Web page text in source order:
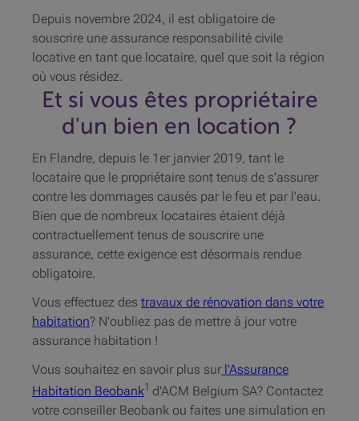
Depuis novembre 2024, il est obligatoire de
souscrire une assurance responsabilité civile
locative en tant que locataire, quel que soit la région
où vous résidez.
Et si vous êtes propriétaire
d'un bien en location ?
En Flandre, depuis le 1er janvier 2019, tant le
locataire que le propriétaire sont tenus de s'assurer
contre les dommages causés par le feu et par l'eau.
Bien que de nombreux locataires étaient déjà
contractuellement tenus de souscrire une
assurance, cette exigence est désormais rendue
obligatoire.
Vous effectuez des travaux de rénovation dans votre
habitation? N'oubliez pas de mettre à jour votre
assurance habitation !
Vous souhaitez en savoir plus sur l'Assurance
Habitation Beobank1 d'ACM Belgium SA? Contactez
votre conseiller Beobank ou faites une simulation en